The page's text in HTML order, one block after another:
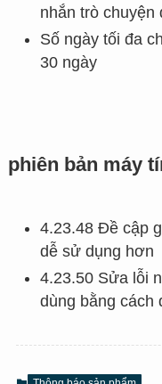
nhắn trò chuyện
Số ngày tối đa
30 ngày
phiên bản máy
4.23.48 Đề cập
dễ sử dụng hơn
4.23.50 Sửa lỗi
dùng bằng cách